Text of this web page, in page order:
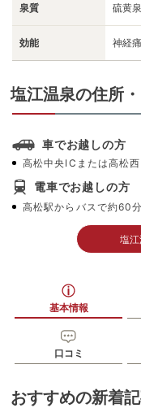
泉質 硫黄泉
効能 神経
塩江温泉の住所
車でお越しの方
高松中央ICまたは高松
電車でお越しの方
高松駅からバスで約60分
塩
基本情報
口コミ
おすすめの新着